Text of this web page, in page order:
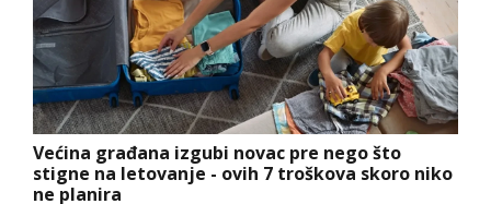
Većina građana izgubi novac pre nego što
stigne na letovanje - ovih 7 troškova skoro niko
ne planira